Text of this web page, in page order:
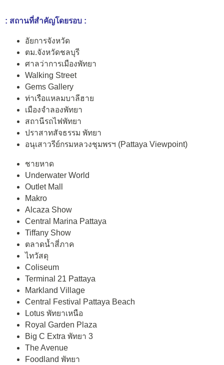
: สถานที่สำคัญโดยรอบ :
อัยการจังหวัด
ตม.จังหวัดชลบุรี
ศาลว่าการเมืองพัทยา
Walking Street
Gems Gallery
ท่าเรือแหลมบาลีฮาย
เมืองจำลองพัทยา
สถานีรถไฟพัทยา
ปราสาทสัจธรรม พัทยา
อนุเสาวรีย์กรมหลวงชุมพรฯ (Pattaya Viewpoint)
ชายหาด
Underwater World
Outlet Mall
Makro
Alcaza Show
Central Marina Pattaya
Tiffany Show
ตลาดน้ำสี่ภาค
ไทวัสดุ
Coliseum
Terminal 21 Pattaya
Markland Village
Central Festival Pattaya Beach
Lotus พัทยาเหนือ
Royal Garden Plaza
Big C Extra พัทยา 3
The Avenue
Foodland พัทยา